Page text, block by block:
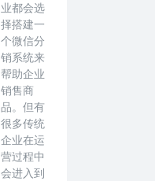
业都会选
择搭建一
个微信分
销系统来
帮助企业
销售商
品。但有
很多传统
企业在运
营过程中
会进入到